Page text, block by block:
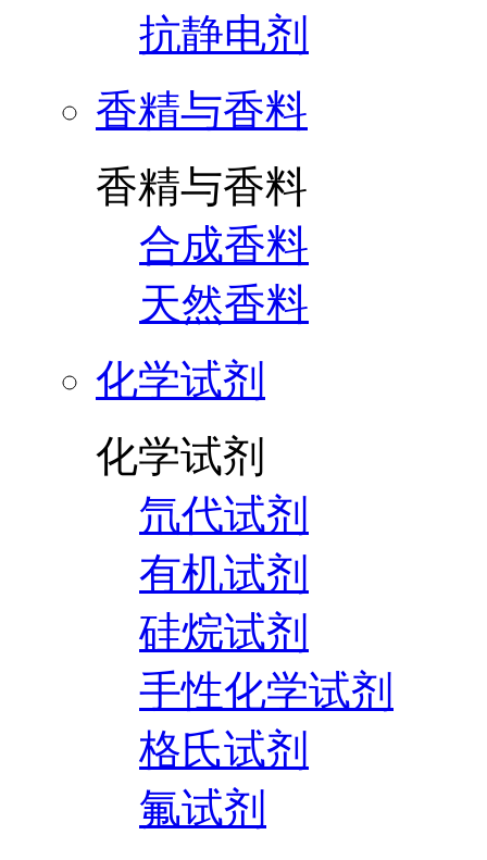
抗静电剂
香精与香料
香精与香料
合成香料
天然香料
化学试剂
化学试剂
氘代试剂
有机试剂
硅烷试剂
手性化学试剂
格氏试剂
氟试剂